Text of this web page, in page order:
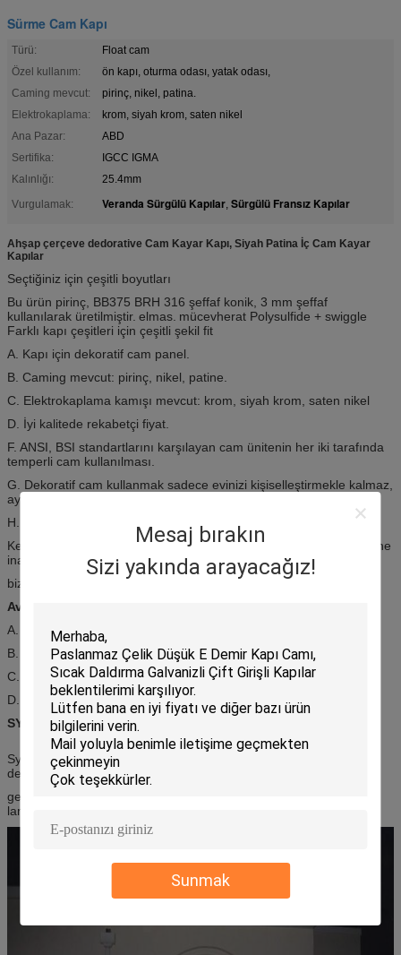
Mesaj bırakın
Sizi yakında arayacağız!
Sunmak
Sürme Cam Kapı
Türü:
Float cam
Özel kullanım:
ön kapı, oturma odası, yatak odası,
Caming mevcut:
pirinç, nikel, patina.
Elektrokaplama:
krom, siyah krom, saten nikel
Ana Pazar:
ABD
Sertifika:
IGCC IGMA
Kalınlığı:
25.4mm
Vurgulamak:
Veranda Sürgülü Kapılar, Sürgülü Fransız Kapılar
Ahşap çerçeve dedorative Cam Kayar Kapı, Siyah Patina İç Cam Kayar
Kapılar
Seçtiğiniz için çeşitli boyutları
Bu ürün pirinç, BB375 BRH 316 şeffaf konik, 3 mm şeffaf
kullanılarak üretilmiştir. elmas. mücevherat Polysulfide + swiggle
Farklı kapı çeşitleri için çeşitli şekil fit
A. Kapı için dekoratif cam panel.
B. Caming mevcut: pirinç, nikel, patine.
C. Elektrokaplama kamışı mevcut: krom, siyah krom, saten nikel
D. İyi kalitede rekabetçi fiyat.
F. ANSI, BSI standartlarını karşılayan cam ünitenin her iki tarafında
temperli cam kullanılması.
G. Dekoratif cam kullanmak sadece evinizi kişiselleştirmekle kalmaz,
aynı zamanda evinizin frenleme çekiciliğine de katkıda bulunur.
H. Özel tasarım mevcut.
Kesinlikle sizi tatmin edecek mükemmel kalitede .first sınıfı servisine
inanıyoruz!
biz tüm müşterileri ile içtenlikle iş görüşmeleri sorumludur!
Avantajları:
A. Modern tarz, benzersiz
B. Isı direnci, uyarı direnci, sıcak tutulması
C. Oksijenasyon direnci, çarpma direnci
D. Yüksek ve düşük sıcaklıkta ayı
SYSEN CAM KAPI AÇIKLAMA
Sysen cam kapı sürgülü kapı açık cam, renkli cam, buzlu cam,
dekoratif cam vb yapılmış ...
genellikle cam kapı ve sürgülü kapı temperleme, boyama,
laminasyon, serigrafi, parlatma, sondaj vb tarafından yapılır ...